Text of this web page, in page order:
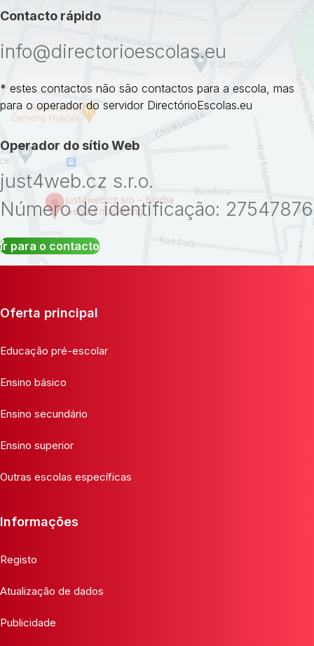
Contacto rápido
info@directorioescolas.eu
* estes contactos não são contactos para a escola, mas
para o operador do servidor DirectórioEscolas.eu
Operador do sítio Web
just4web.cz s.r.o.
Número de identificação: 27547876
Ir para o contacto
Oferta principal
Educação pré-escolar
Ensino básico
Ensino secundário
Ensino superior
Outras escolas específicas
Informações
Registo
Atualização de dados
Publicidade